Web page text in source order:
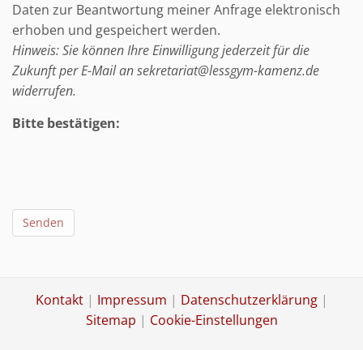
Daten zur Beantwortung meiner Anfrage elektronisch
erhoben und gespeichert werden.
Hinweis: Sie können Ihre Einwilligung jederzeit für die
Zukunft per E-Mail an sekretariat@lessgym-kamenz.de
widerrufen.
Bitte bestätigen:
Senden
Kontakt| Impressum | Datenschutzerklärung|
Sitemap | Cookie-Einstellungen